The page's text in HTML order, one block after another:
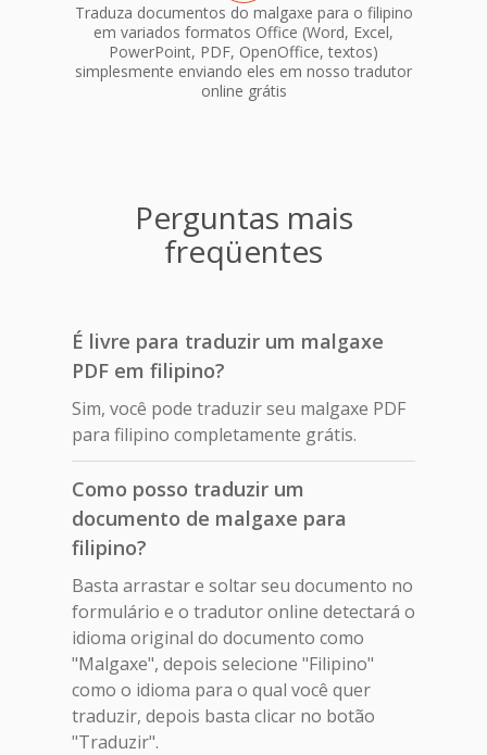
Traduza documentos do malgaxe para o filipino
em variados formatos Office (Word, Excel,
PowerPoint, PDF, OpenOffice, textos)
simplesmente enviando eles em nosso tradutor
online grátis
Perguntas mais
freqüentes
É livre para traduzir um malgaxe
PDF em filipino?
Sim, você pode traduzir seu malgaxe PDF
para filipino completamente grátis.
Como posso traduzir um
documento de malgaxe para
filipino?
Basta arrastar e soltar seu documento no
formulário e o tradutor online detectará o
idioma original do documento como
"Malgaxe", depois selecione "Filipino"
como o idioma para o qual você quer
traduzir, depois basta clicar no botão
"Traduzir".